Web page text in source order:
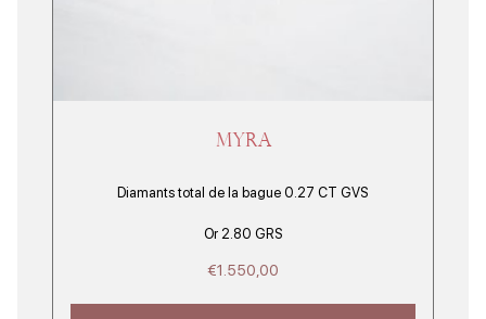
MYRA
Diamants total de la bague 0.27 CT GVS
Or 2.80 GRS
€1.550,00